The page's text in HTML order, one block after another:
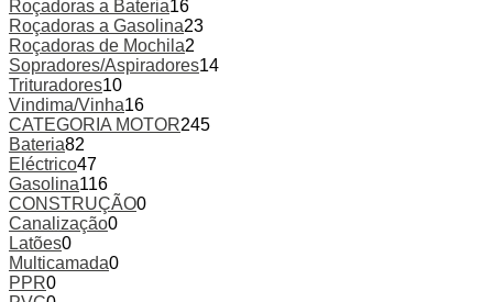
Roçadoras a Bateria16
Roçadoras a Gasolina23
Roçadoras de Mochila2
Sopradores/Aspiradores14
Trituradores10
Vindima/Vinha16
CATEGORIA MOTOR245
Bateria82
Eléctrico47
Gasolina116
CONSTRUÇÃO0
Canalização0
Latões0
Multicamada0
PPR0